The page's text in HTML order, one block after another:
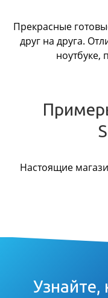
Прекрасные
друг на друга.
ноутбуке,
Настоящие
Узнайте,